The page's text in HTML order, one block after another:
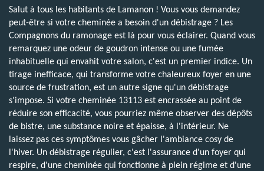
Salut à tous les habitants de Lamanon ! Vous vous demandez
peut-être si votre cheminée a besoin d'un débistrage ? Les
Compagnons du ramonage est là pour vous éclairer. Quand vous
remarquez une odeur de goudron intense ou une fumée
inhabituelle qui envahit votre salon, c'est un premier indice. Un
tirage inefficace, qui transforme votre chaleureux foyer en une
source de frustration, est un autre signe qu'un débistrage
s'impose. Si votre cheminée 13113 est encrassée au point de
réduire son efficacité, vous pourriez même observer des dépôts
de bistre, une substance noire et épaisse, à l'intérieur. Ne
laissez pas ces symptômes vous gâcher l'ambiance cosy de
l'hiver. Un débistrage régulier, c'est l'assurance d'un foyer qui
respire, d'une cheminée qui fonctionne à plein régime et d'une